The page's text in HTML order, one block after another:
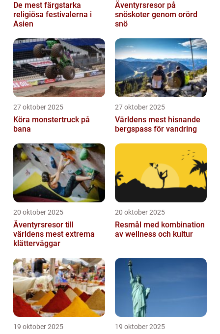
De mest färgstarka
religiösa festivalerna i
Asien
Äventyrsresor på
snöskoter genom orörd
snö
27 oktober 2025
Köra monstertruck på
bana
27 oktober 2025
Världens mest hisnande
bergspass för vandring
20 oktober 2025
Äventyrsresor till
världens mest extrema
klätterväggar
20 oktober 2025
Resmål med kombination
av wellness och kultur
19 oktober 2025 19 oktober 2025